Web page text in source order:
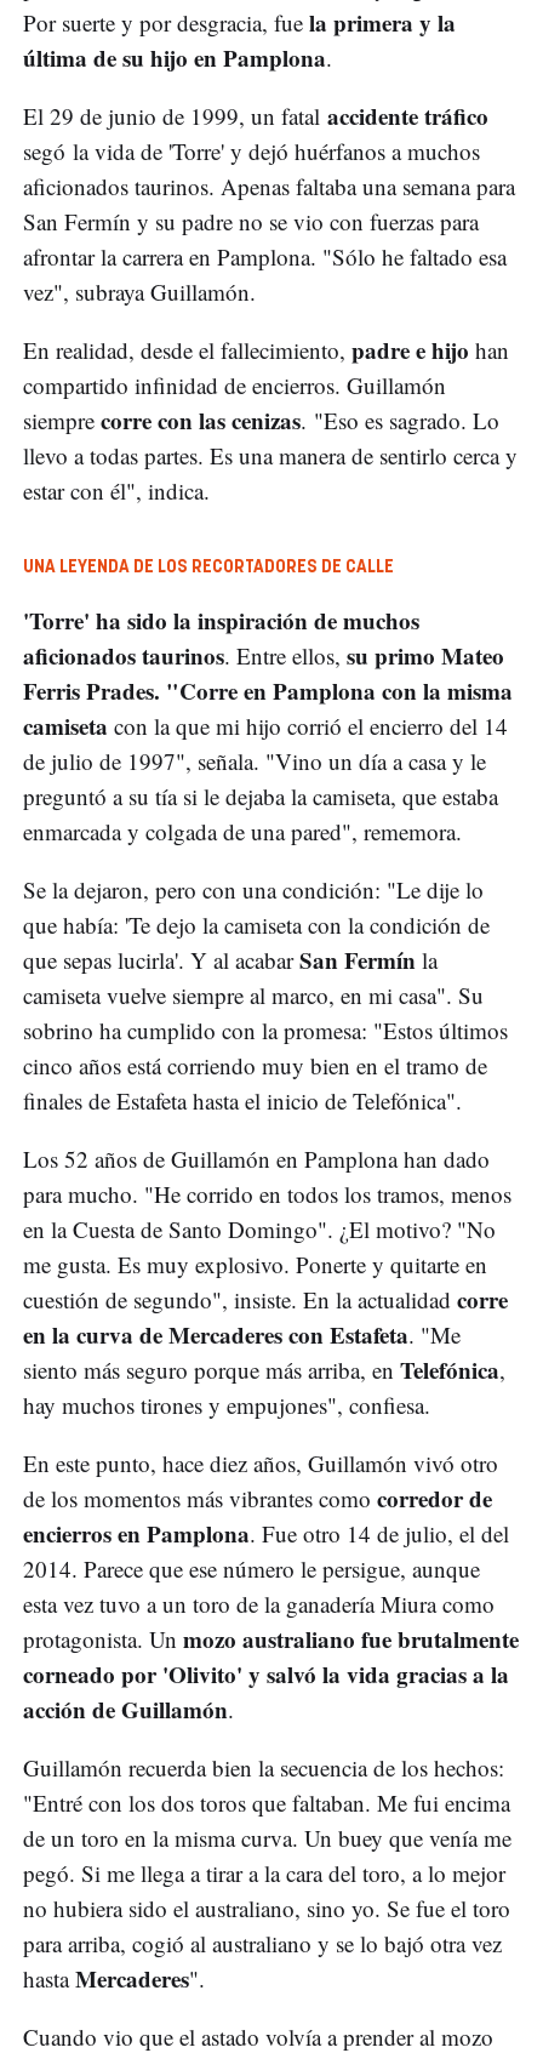
Por suerte y por desgracia, fue la primera y la
última de su hijo en Pamplona.
El 29 de junio de 1999, un fatal accidente tráfico
segó la vida de 'Torre' y dejó huérfanos a muchos
aficionados taurinos. Apenas faltaba una semana para
San Fermín y su padre no se vio con fuerzas para
afrontar la carrera en Pamplona. "Sólo he faltado esa
vez", subraya Guillamón.
En realidad, desde el fallecimiento, padre e hijo han
compartido infinidad de encierros. Guillamón
siempre corre con las cenizas. "Eso es sagrado. Lo
llevo a todas partes. Es una manera de sentirlo cerca y
estar con él", indica.
UNA LEYENDA DE LOS RECORTADORES DE CALLE
'Torre' ha sido la inspiración de muchos
aficionados taurinos. Entre ellos, su primo Mateo
Ferris Prades. "Corre en Pamplona con la misma
camiseta con la que mi hijo corrió el encierro del 14
de julio de 1997", señala. "Vino un día a casa y le
preguntó a su tía si le dejaba la camiseta, que estaba
enmarcada y colgada de una pared", rememora.
Se la dejaron, pero con una condición: "Le dije lo
que había: 'Te dejo la camiseta con la condición de
que sepas lucirla'. Y al acabarSan Fermín la
camiseta vuelve siempre al marco, en mi casa". Su
sobrino ha cumplido con la promesa: "Estos últimos
cinco años está corriendo muy bien en el tramo de
finales de Estafeta hasta el inicio de Telefónica".
Los 52 años de Guillamón en Pamplona han dado
para mucho. "He corrido en todos los tramos, menos
en la Cuesta de Santo Domingo". ¿El motivo? "No
me gusta. Es muy explosivo. Ponerte y quitarte en
cuestión de segundo", insiste. En la actualidad corre
en la curva de Mercaderes con Estafeta. "Me
siento más seguro porque más arriba, en Telefónica,
hay muchos tirones y empujones", confiesa.
En este punto, hace diez años, Guillamón vivó otro
de los momentos más vibrantes como corredor de
encierros en Pamplona. Fue otro 14 de julio, el del
2014. Parece que ese número le persigue, aunque
esta vez tuvo a un toro de la ganadería Miura como
protagonista. Un mozo australiano fue brutalmente
corneado por 'Olivito' y salvó la vida gracias a la
acción de Guillamón.
Guillamón recuerda bien la secuencia de los hechos:
"Entré con los dos toros que faltaban. Me fui encima
de un toro en la misma curva. Un buey que venía me
pegó. Si me llega a tirar a la cara del toro, a lo mejor
no hubiera sido el australiano, sino yo. Se fue el toro
para arriba, cogió al australiano y se lo bajó otra vez
hastaMercaderes".
Cuando vio que el astado volvía a prender al mozo